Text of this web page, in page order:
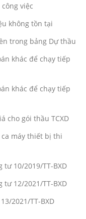
việc
không tồn tại
trong bảng Dự thầu
khác để chạy tiếp
khác để chạy tiếp
cho gói thầu TCXD
máy thiết bị thi
tư 10/2019/TT-BXD
tư 12/2021/TT-BXD
2021/TT-BXD